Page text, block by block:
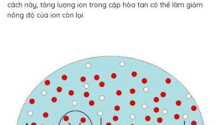
cách này, tăng lượng ion trong cặp hòa tan có thể làm giảm
nồng độ của ion còn lại.